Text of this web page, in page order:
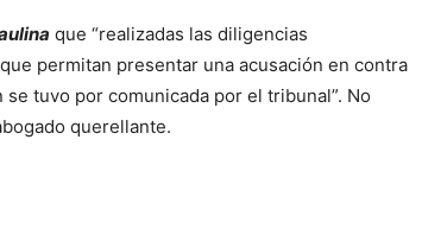
que “realizadas las diligencias
permitan presentar una acusación en contra
tuvo por comunicada por el tribunal”. No
querellante.